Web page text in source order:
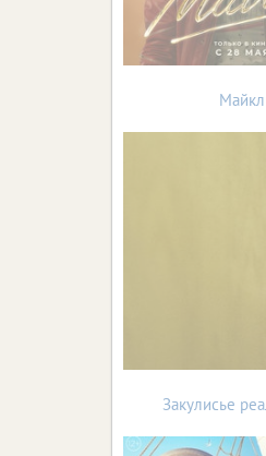
Майкл
Закулисье